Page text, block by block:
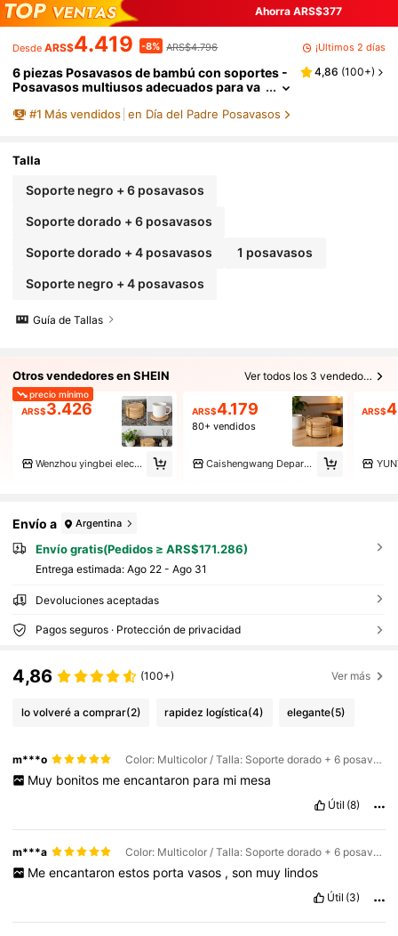
Ahorra ARS$377
Desde ARS$4.419 -8% ARS$4.796 ¡Últimos 2 días
6 piezas Posavasos de bambú con soportes -
Posavasos multiusos adecuados para va
ntas y otras plantas, posavasos de madera na
4,86 (100+)
#1 Más vendidos en Día del Padre Posavasos
Talla
Soporte negro + 6 posavasos
Soporte dorado + 6 posavasos
Soporte dorado + 4 posavasos 1 posavasos
Soporte negro + 4 posavasos
Guía de Tallas
Otros vendedores en SHEIN Ver todos los 3 vendedores
precio mínimo
ARS$3.426
Wenzhou yingbei electronic commerce co ltd
ARS$4.179
80+ vendidos
Caishengwang Department Store Home Furnishings
ARS$
Envío a Argentina
Envío gratis(Pedidos ≥ ARS$171.286)
Entrega estimada: Ago 22 - Ago 31
Devoluciones aceptadas
Pagos seguros · Protección de privacidad
4,86 (100+) Ver más
lo volveré a comprar(2) rapidez logística(4) elegante(5)
m***o Color: Multicolor / Talla: Soporte dorado + 6 posavasos
Muy bonitos me encantaron para mi mesa
Útil (8)
m***a Color: Multicolor / Talla: Soporte dorado + 6 posavasos
Me encantaron estos porta vasos , son muy lindos
Útil (3)